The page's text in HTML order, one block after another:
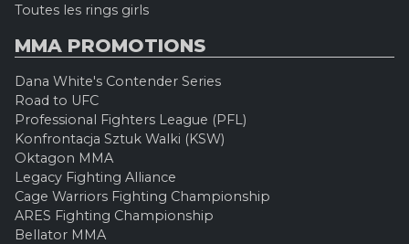
Toutes les rings girls
MMA PROMOTIONS
Dana White's Contender Series
Road to UFC
Professional Fighters League (PFL)
Konfrontacja Sztuk Walki (KSW)
Oktagon MMA
Legacy Fighting Alliance
Cage Warriors Fighting Championship
ARES Fighting Championship
Bellator MMA